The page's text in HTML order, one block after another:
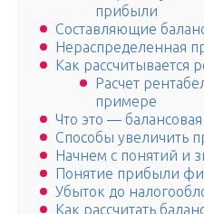
прибыли
Составляющие
Нераспределенная
Как рассчитывается
Расчет
примере
Что это —
Способы увеличить
Начнем с понятий и
Понятие прибыли
Убыток до
Как рассчитать